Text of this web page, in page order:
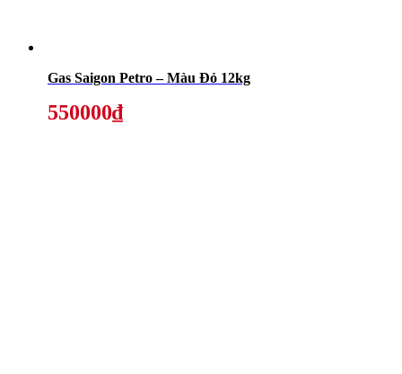
Gas Saigon Petro – Màu Đỏ 12kg
550000₫